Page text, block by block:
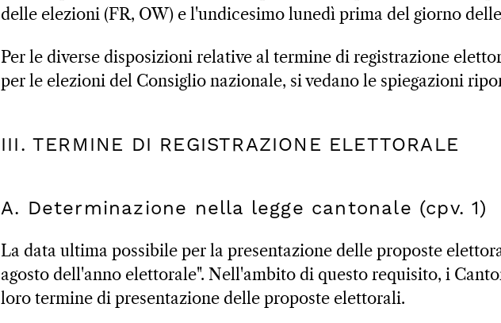
delle elezioni (FR, OW) e l'undicesimo lunedì prima del giorno
Per le diverse disposizioni relative al termine di registrazione
per le elezioni del Consiglio nazionale, si vedano le spiegazioni
III. TERMINE DI REGISTRAZIONE ELETTORALE
A. Determinazione nella legge cantonale (cpv. 1)
La data ultima possibile per la presentazione delle proposte
agosto dell'anno elettorale". Nell'ambito di questo requisito, i
loro termine di presentazione delle proposte elettorali.